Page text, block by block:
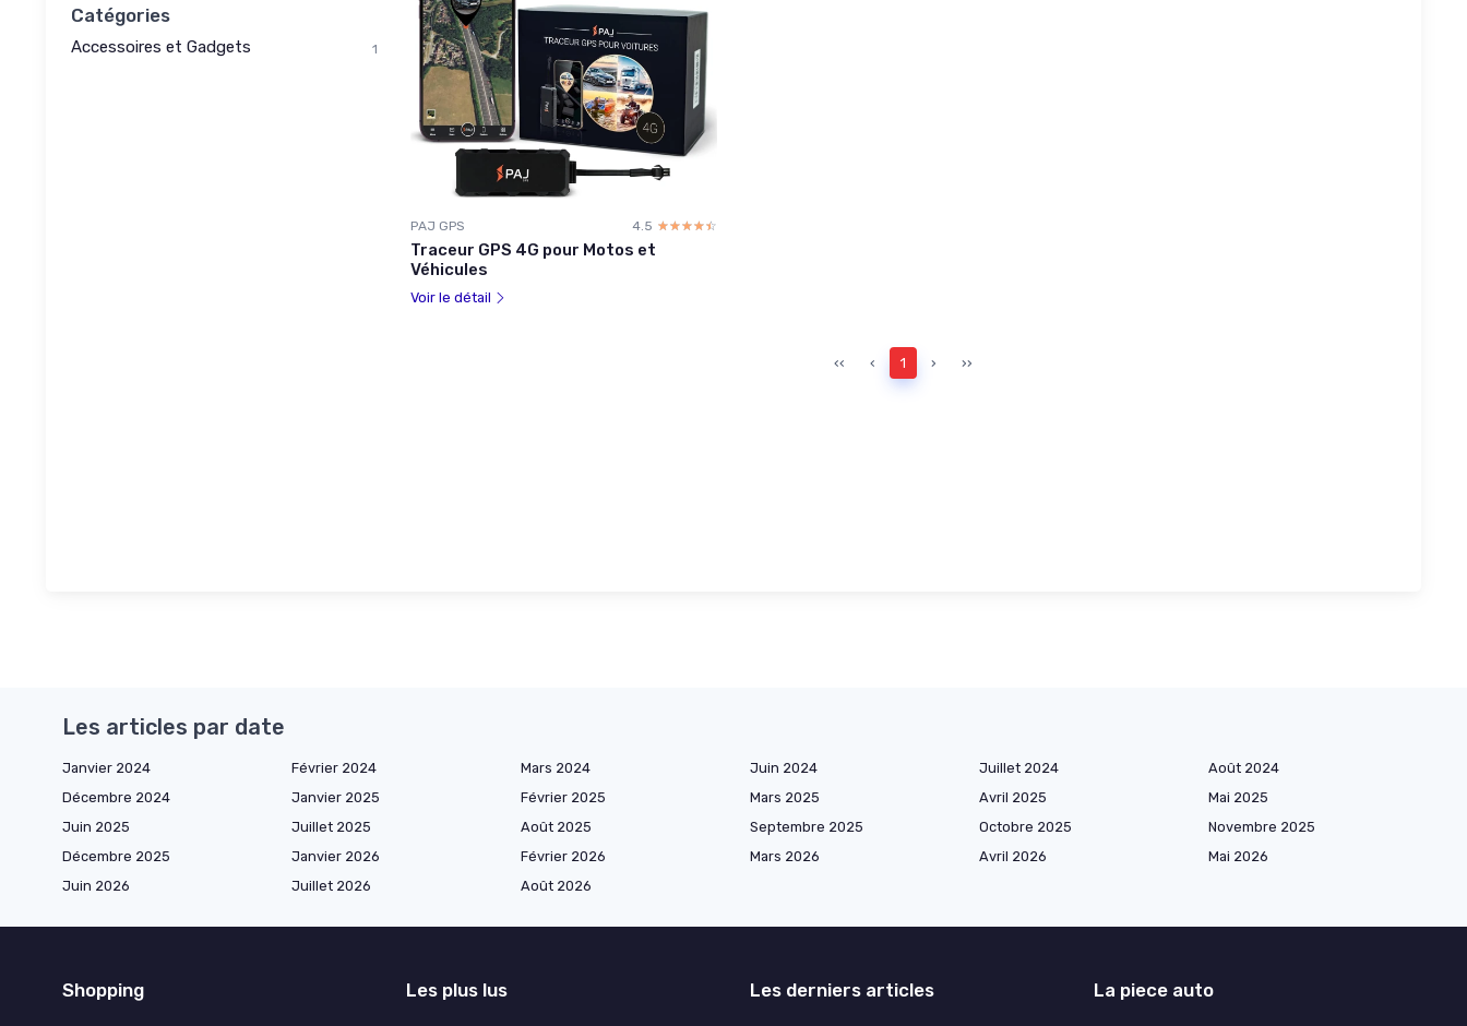
Catégories
Accessoires et Gadgets 1
PAJ GPS 4.5 ☆☆☆☆☆
★★★★★
Traceur GPS 4G pour Motos et
Véhicules
Voir le détail
‹‹ ‹ 1 › ››
Les articles par date
Janvier 2024 Février 2024 Mars 2024 Juin 2024 Juillet 2024
Août 2024
Décembre 2024
Janvier 2025 Février 2025 Mars 2025 Avril 2025
Mai 2025
Juin 2025
Juillet 2025 Août 2025 Septembre 2025 Octobre 2025
Novembre 2025
Décembre 2025
Janvier 2026 Février 2026 Mars 2026 Avril 2026
Mai 2026
Juin 2026
Juillet 2026 Août 2026
Shopping Les plus lus Les derniers articles La piece auto